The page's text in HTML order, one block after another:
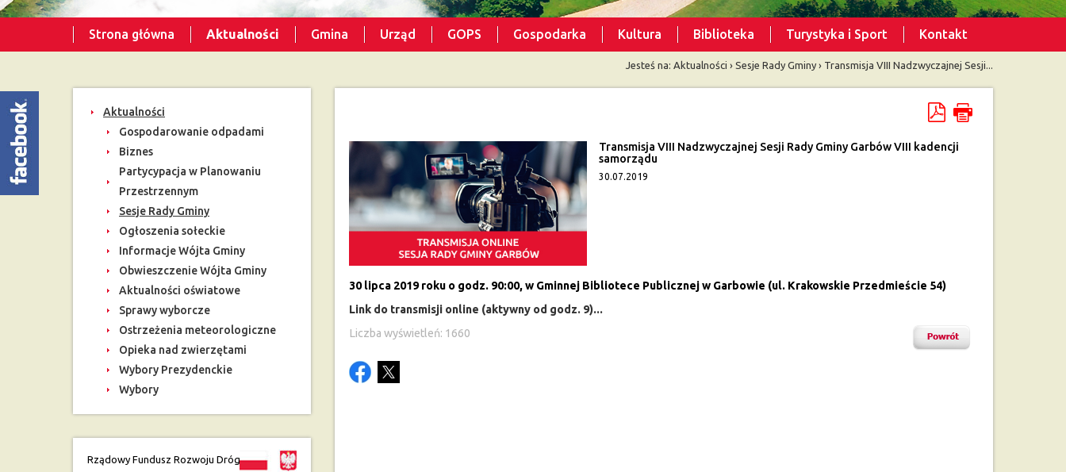
Strona główna Aktualności Gmina Urząd GOPS Gospodarka Kultura Biblioteka Turystyka i Sport Kontakt
Jesteś na: Aktualności › Sesje Rady Gminy › Transmisja VIII Nadzwyczajnej Sesji...
Transmisja VIII Nadzwyczajnej Sesji Rady Gminy Garbów VIII kadencji
samorządu
30.07.2019
30 lipca 2019 roku o godz. 90:00, w Gminnej Bibliotece Publicznej w Garbowie (ul. Krakowskie Przedmieście 54)
Link do transmisji online (aktywny od godz. 9)...
Liczba wyświetleń: 1660
Aktualności
Gospodarowanie odpadami
Biznes
Partycypacja w Planowaniu
Przestrzennym
Sesje Rady Gminy
Ogłoszenia sołeckie
Informacje Wójta Gminy
Obwieszczenie Wójta Gminy
Aktualności oświatowe
Sprawy wyborcze
Ostrzeżenia meteorologiczne
Opieka nad zwierzętami
Wybory Prezydenckie
Wybory
Rządowy Fundusz Rozwoju Dróg